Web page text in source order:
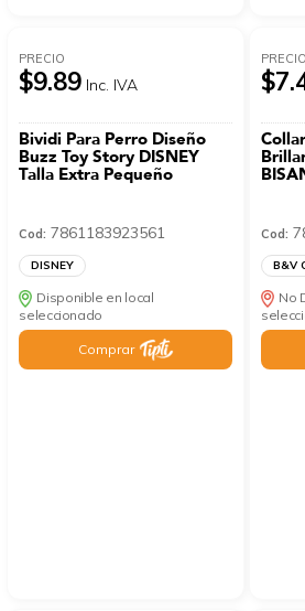
PRECIO
$9.89 Inc. IVA
Bividi Para Perro Diseño
Buzz Toy Story DISNEY
Talla Extra Pequeño
Cod: 7861183923561
DISNEY
Disponible en local
seleccionado
Comprar
PRECIO
Cod:
B&V
No